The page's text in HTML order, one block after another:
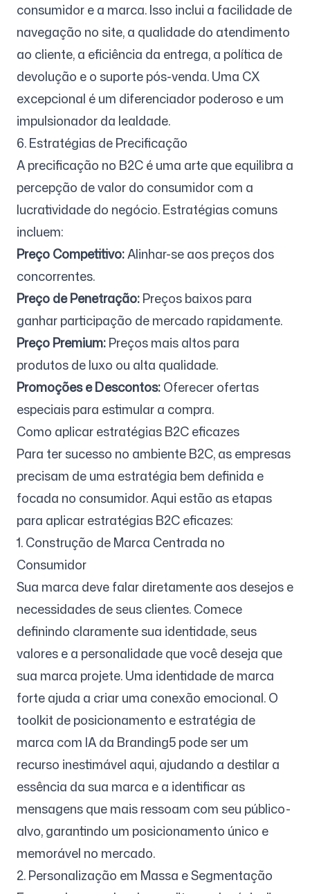
consumidor e a marca. Isso inclui a facilidade de
navegação no site, a qualidade do atendimento
ao cliente, a eficiência da entrega, a política de
devolução e o suporte pós-venda. Uma CX
excepcional é um diferenciador poderoso e um
impulsionador da lealdade.
6. Estratégias de Precificação
A precificação no B2C é uma arte que equilibra a
percepção de valor do consumidor com a
lucratividade do negócio. Estratégias comuns
incluem:
Preço Competitivo:Alinhar-se aos preços dos
concorrentes.
Preço de Penetração:Preços baixos para
ganhar participação de mercado rapidamente.
Preço Premium:Preços mais altos para
produtos de luxo ou alta qualidade.
Promoções e Descontos:Oferecer ofertas
especiais para estimular a compra.
Como aplicar estratégias B2C eficazes
Para ter sucesso no ambiente B2C, as empresas
precisam de uma estratégia bem definida e
focada no consumidor. Aqui estão as etapas
para aplicar estratégias B2C eficazes:
1. Construção de Marca Centrada no
Consumidor
Sua marca deve falar diretamente aos desejos e
necessidades de seus clientes. Comece
definindo claramente sua identidade, seus
valores e a personalidade que você deseja que
sua marca projete. Uma identidade de marca
forte ajuda a criar uma conexão emocional. O
toolkit de posicionamento e estratégia de
marca com IA da Branding5 pode ser um
recurso inestimável aqui, ajudando a destilar a
essência da sua marca e a identificar as
mensagens que mais ressoam com seu público-
alvo, garantindo um posicionamento único e
memorável no mercado.
2. Personalização em Massa e Segmentação